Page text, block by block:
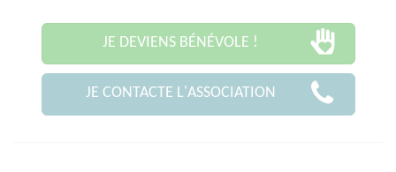
JE DEVIENS BÉNÉVOLE !
JE CONTACTE L'ASSOCIATION